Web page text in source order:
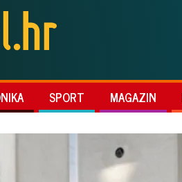
SPORT MAGAZIN